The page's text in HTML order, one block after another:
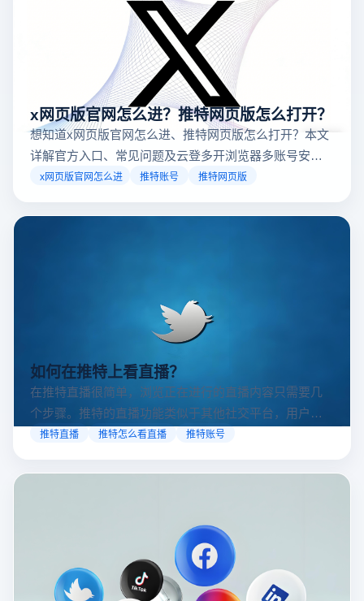
x网页版官网怎么进？推特网页版怎么打开？
想知道x网页版官网怎么进、推特网页版怎么打开？本文
详解官方入口、常见问题及云登多开浏览器多账号安全
访问方案，助你稳定登录高效运营。
x网页版官网怎么进 推特账号 推特网页版
如何在推特上看直播？
在推特直播很简单，浏览正在进行的直播内容只需要几
个步骤。推特的直播功能类似于其他社交平台，用户可
以通过关注自己喜欢的账号、浏览话题标签或查看实时
可以随时随地参与实时互动，无论是关注新闻事件、休
推特直播 推特怎么看直播 推特账号